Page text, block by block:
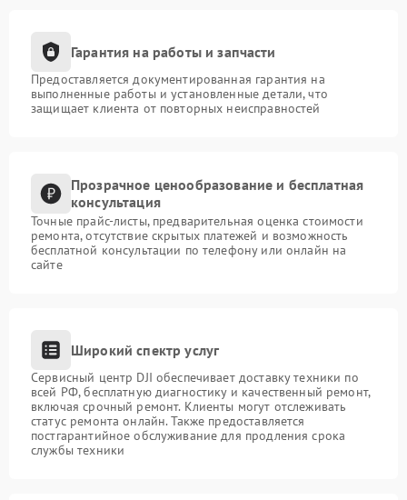
Гарантия на работы и запчасти
Предоставляется документированная гарантия на
выполненные работы и установленные детали, что
защищает клиента от повторных неисправностей
Прозрачное ценообразование и бесплатная
консультация
Точные прайс-листы, предварительная оценка стоимости
ремонта, отсутствие скрытых платежей и возможность
бесплатной консультации по телефону или онлайн на
сайте
Широкий спектр услуг
Сервисный центр DJI обеспечивает доставку техники по
всей РФ, бесплатную диагностику и качественный ремонт,
включая срочный ремонт. Клиенты могут отслеживать
статус ремонта онлайн. Также предоставляется
постгарантийное обслуживание для продления срока
службы техники